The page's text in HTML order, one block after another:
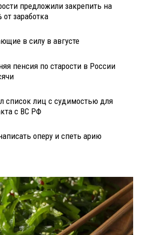
предложили закрепить на
заработка
в силу в августе
пенсия по старости в России
список лиц с судимостью для
с ВС РФ
оперу и спеть арию